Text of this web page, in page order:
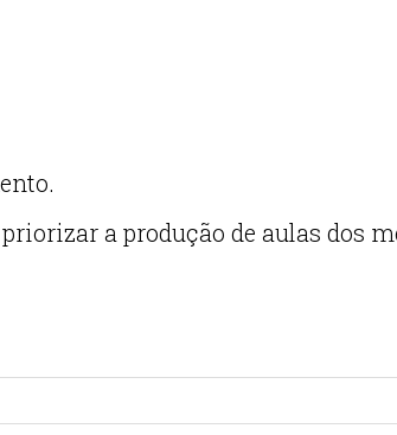
a produção de aulas dos